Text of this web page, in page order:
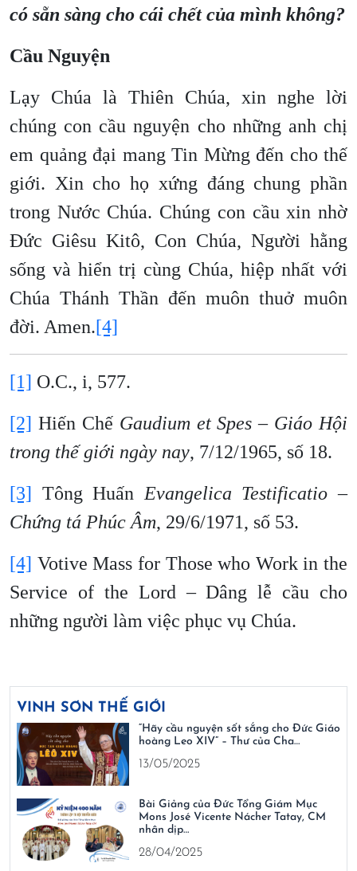
có sẵn sàng cho cái chết của mình không?
Cầu Nguyện
Lạy Chúa là Thiên Chúa, xin nghe lời
chúng con cầu nguyện cho những anh chị
em quảng đại mang Tin Mừng đến cho thế
giới. Xin cho họ xứng đáng chung phần
trong Nước Chúa. Chúng con cầu xin nhờ
Đức Giêsu Kitô, Con Chúa, Người hằng
sống và hiển trị cùng Chúa, hiệp nhất với
Chúa Thánh Thần đến muôn thuở muôn
đời. Amen.[4]
[1] O.C., i, 577.
[2] Hiến Chế Gaudium et Spes – Giáo Hội
trong thế giới ngày nay, 7/12/1965, số 18.
[3] Tông Huấn Evangelica Testificatio –
Chứng tá Phúc Âm, 29/6/1971, số 53.
[4] Votive Mass for Those who Work in the
Service of the Lord – Dâng lễ cầu cho
những người làm việc phục vụ Chúa.
VINH SƠN THẾ GIỚI
“Hãy cầu nguyện sốt sắng cho Đức Giáo
hoàng Leo XIV” – Thư của Cha…
13/05/2025
Bài Giảng của Đức Tổng Giám Mục
Mons José Vicente Nácher Tatay, CM
nhân dịp…
28/04/2025